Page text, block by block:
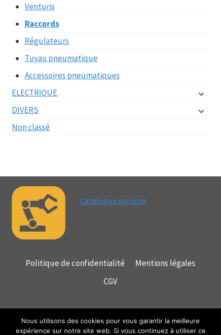
Venturis
Raccords
Régulateurs
Tuyau pneumatique
Accessoires pneumatiques
ELECTRIQUE
DIVERS
Non classé
Catalogue en ligne
Politique de confidentialité
Mentions légales
CGV
Nous utilisons des cookies pour vous garantir la meilleure
expérience sur notre site web. Si vous continuez à utiliser ce